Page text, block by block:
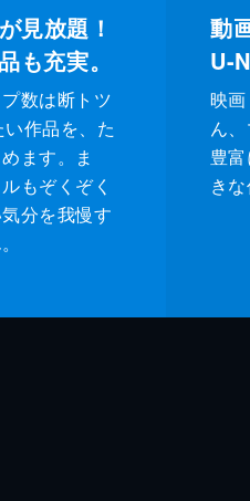
見放題！
も充実。
数は断トツ
作品を、た
ます。ま
もぞくぞく
分を我慢す
動
U-
映
ん
豊
き